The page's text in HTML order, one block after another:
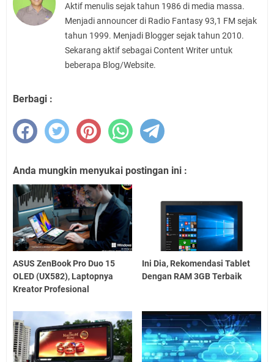
Aktif menulis sejak tahun 1986 di media massa.
Menjadi announcer di Radio Fantasy 93,1 FM sejak
tahun 1999. Menjadi Blogger sejak tahun 2010.
Sekarang aktif sebagai Content Writer untuk
beberapa Blog/Website.
Berbagi :
Anda mungkin menyukai postingan ini :
ASUS ZenBook Pro Duo 15
OLED (UX582), Laptopnya
Kreator Profesional
Ini Dia, Rekomendasi Tablet
Dengan RAM 3GB Terbaik